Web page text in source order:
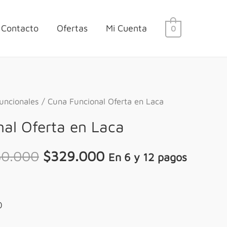
Contacto Ofertas Mi Cuenta 0
/ Cuna Funcional Oferta en Laca
Oferta en Laca
$329.000 En 6 y 12 pagos